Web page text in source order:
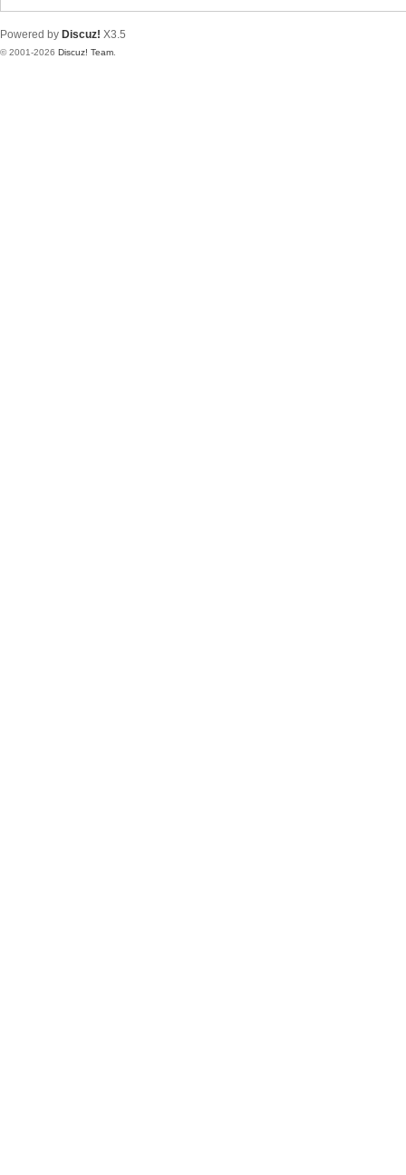
Powered by Discuz! X3.5
© 2001-2026 Discuz! Team